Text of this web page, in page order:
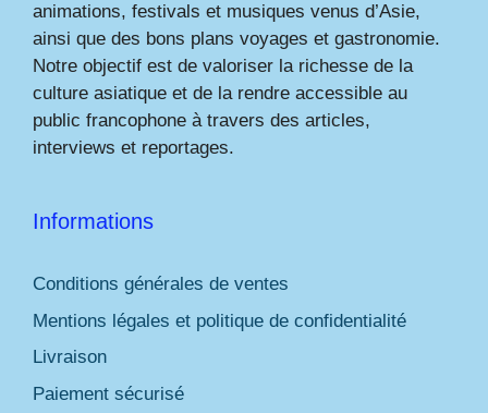
animations, festivals et musiques venus d’Asie,
ainsi que des bons plans voyages et gastronomie.
Notre objectif est de valoriser la richesse de la
culture asiatique et de la rendre accessible au
public francophone à travers des articles,
interviews et reportages.
Informations
Conditions générales de ventes
Mentions légales et politique de confidentialité
Livraison
Paiement sécurisé